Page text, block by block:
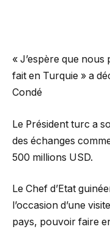
« J’espère que
fait en Turquie » a
Condé
Le Président turc a
des échanges
500 millions USD.
Le Chef d’Etat
l’occasion d’une
pays, pouvoir faire